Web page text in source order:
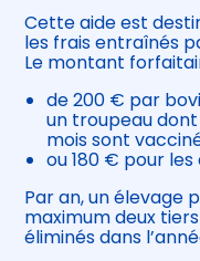
Cette aide est
les frais entraînés
Le montant
de 200 € par
un troupeau
mois sont
ou 180 € pour
Par an, un élevage
maximum deux
éliminés dans